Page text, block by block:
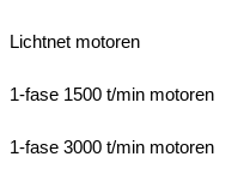
Lichtnet motoren
1-fase 1500 t/min motoren
1-fase 3000 t/min motoren